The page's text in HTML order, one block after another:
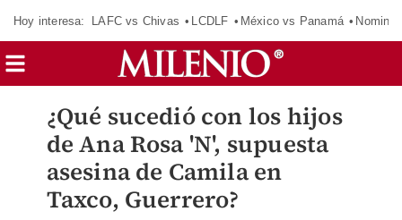
Hoy interesa: LAFC vs Chivas LCDLF México vs Panamá
¿Qué sucedió con los hijos
de Ana Rosa 'N', supuesta
asesina de Camila en
Taxco, Guerrero?